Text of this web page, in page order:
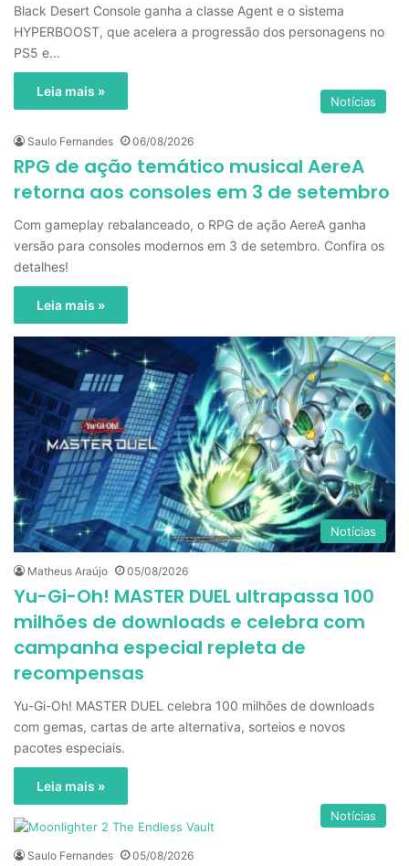
Black Desert Console ganha a classe Agent e o sistema
HYPERBOOST, que acelera a progressão dos personagens no
PS5 e…
Leia mais »
Notícias
Saulo Fernandes 06/08/2026
RPG de ação temático musical AereA
retorna aos consoles em 3 de setembro
Com gameplay rebalanceado, o RPG de ação AereA ganha
versão para consoles modernos em 3 de setembro. Confira os
detalhes!
Leia mais »
Notícias
Matheus Araújo 05/08/2026
Yu-Gi-Oh! MASTER DUEL ultrapassa 100
milhões de downloads e celebra com
campanha especial repleta de
recompensas
Yu-Gi-Oh! MASTER DUEL celebra 100 milhões de downloads
com gemas, cartas de arte alternativa, sorteios e novos
pacotes especiais.
Leia mais »
Notícias
Saulo Fernandes 05/08/2026